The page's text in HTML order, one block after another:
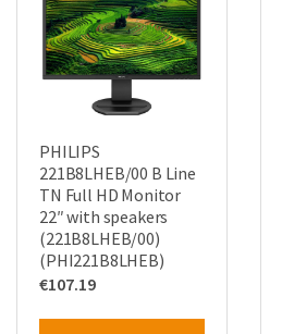
PHILIPS
221B8LHEB/00 B Line
TN Full HD Monitor
22″ with speakers
(221B8LHEB/00)
(PHI221B8LHEB)
€107.19